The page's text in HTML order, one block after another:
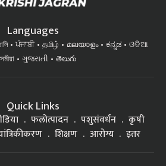
ਪੰਜਾਬੀ தமிழ்
ગુજરાતી తెలుగు
फलोत्पादन
शिक्षण आरोग्य इतर